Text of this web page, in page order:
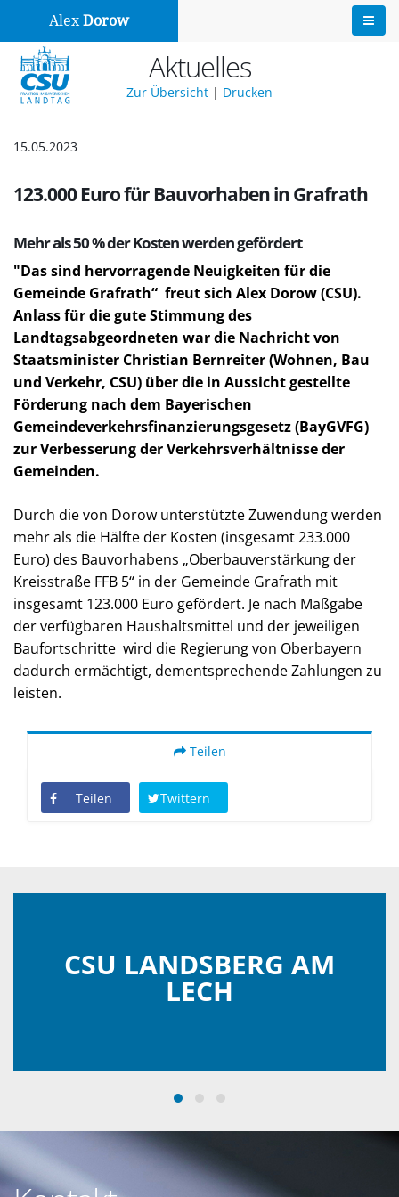
AlexDorow
Aktuelles
Zur Übersicht | Drucken
15.05.2023
123.000 Euro für Bauvorhaben in Grafrath
Mehr als 50 % der Kosten werden gefördert
"Das sind hervorragende Neuigkeiten für die
Gemeinde Grafrath“ freut sich Alex Dorow (CSU).
Anlass für die gute Stimmung des
Landtagsabgeordneten war die Nachricht von
Staatsminister Christian Bernreiter (Wohnen, Bau
und Verkehr, CSU) über die in Aussicht gestellte
Förderung nach dem Bayerischen
Gemeindeverkehrsfinanzierungsgesetz (BayGVFG)
zur Verbesserung der Verkehrsverhältnisse der
Gemeinden.
Durch die von Dorow unterstützte Zuwendung werden
mehr als die Hälfte der Kosten (insgesamt 233.000
Euro) des Bauvorhabens „Oberbauverstärkung der
Kreisstraße FFB 5“ in der Gemeinde Grafrath mit
insgesamt 123.000 Euro gefördert. Je nach Maßgabe
der verfügbaren Haushaltsmittel und der jeweiligen
Baufortschritte wird die Regierung von Oberbayern
dadurch ermächtigt, dementsprechende Zahlungen zu
leisten.
Teilen
Teilen Twittern
CSU LANDSBERG AM
LECH